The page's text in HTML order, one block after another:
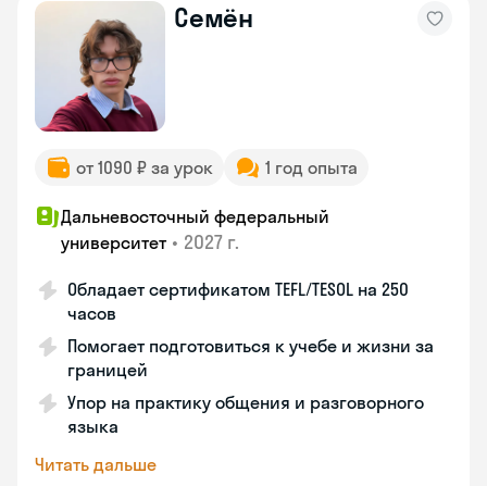
Семён
от 1090 ₽ за урок 1 год опыта
Дальневосточный федеральный
университет • 2027 г.
Обладает сертификатом TEFL/TESOL на 250
часов
Помогает подготовиться к учебе и жизни за
границей
Упор на практику общения и разговорного
языка
Читать дальше